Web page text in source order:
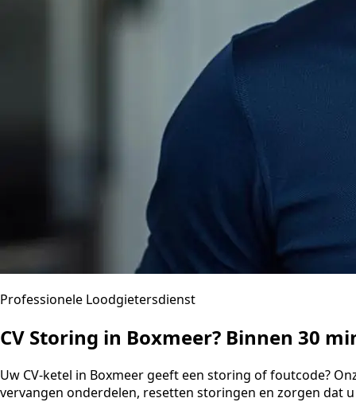
Professionele Loodgietersdienst
CV Storing in Boxmeer? Binnen 30
Uw CV-ketel in Boxmeer geeft een storing of foutcode?
vervangen onderdelen, resetten storingen en zorgen dat